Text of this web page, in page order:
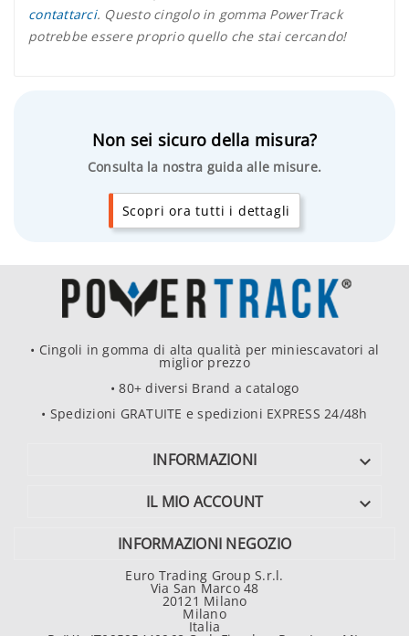
contattarci. Questo cingolo in gomma PowerTrack
potrebbe essere proprio quello che stai cercando!
Non sei sicuro della misura?
Consulta la nostra guida alle misure.
Scopri ora tutti i dettagli
• Cingoli in gomma di alta qualità per miniescavatori al
miglior prezzo
• 80+ diversi Brand a catalogo
• Spedizioni GRATUITE e spedizioni EXPRESS 24/48h
INFORMAZIONI 
IL MIO ACCOUNT 
INFORMAZIONI NEGOZIO
Euro Trading Group S.r.l.
Via San Marco 48
20121 Milano
Milano
Italia